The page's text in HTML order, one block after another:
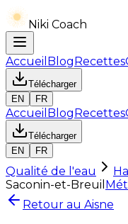
Niki Coach
Accueil BlogRecettes
Télécharger
EN
FR
Accueil BlogRecettes
Télécharger
EN
FR
Qualité de l'eau
Saconin-et-Breuil
Retour au Aisne